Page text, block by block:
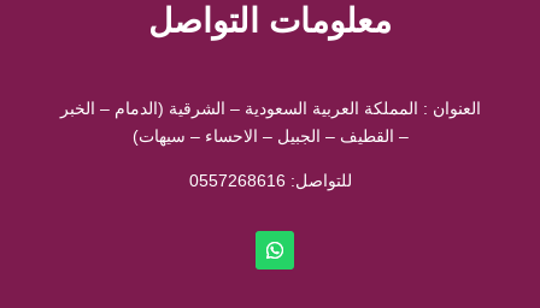
معلومات التواصل
العنوان : المملكة العربية السعودية – الشرقية (الدمام – الخبر
– القطيف – الجبيل – الاحساء – سيهات)
للتواصل: ⁦ 0557268616